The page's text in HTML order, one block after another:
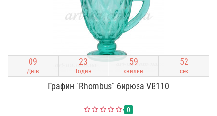
09
Днів
23
Годин
59
хвилин
51
сек
Графин "Rhombus" бирюза VB110
0